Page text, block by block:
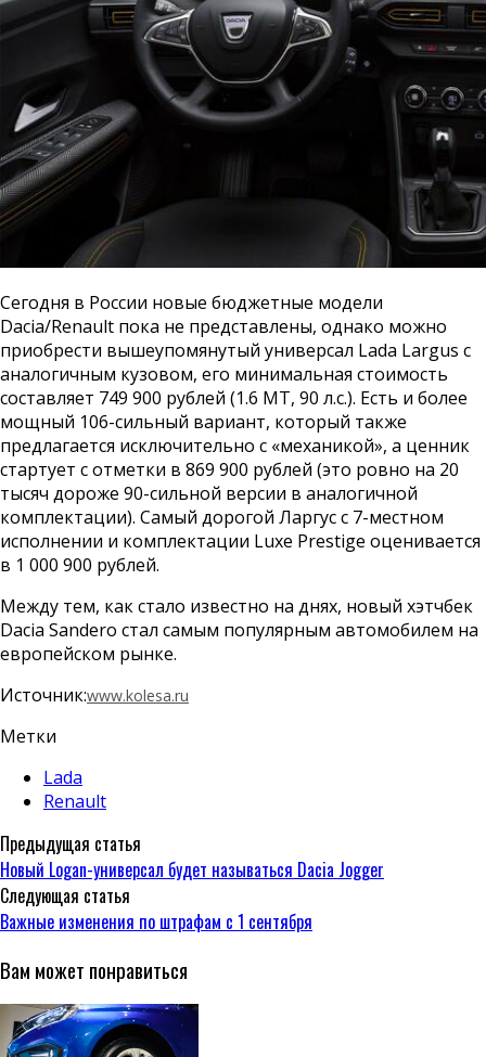
Сегодня в России новые бюджетные модели
Dacia/Renault пока не представлены, однако можно
приобрести вышеупомянутый универсал Lada Largus с
аналогичным кузовом, его минимальная стоимость
составляет 749 900 рублей (1.6 МТ, 90 л.с.). Есть и более
мощный 106-сильный вариант, который также
предлагается исключительно с «механикой», а ценник
стартует с отметки в 869 900 рублей (это ровно на 20
тысяч дороже 90-сильной версии в аналогичной
комплектации). Самый дорогой Ларгус с 7-местном
исполнении и комплектации Luxe Prestige оценивается
в 1 000 900 рублей.
Между тем, как стало известно на днях, новый хэтчбек
Dacia Sandero стал самым популярным автомобилем на
европейском рынке.
Источник:www.kolesa.ru
Метки
Lada
Renault
Предыдущая статья
Новый Logan-универсал будет называться Dacia Jogger
Следующая статья
Важные изменения по штрафам с 1 сентября
Вам может понравиться